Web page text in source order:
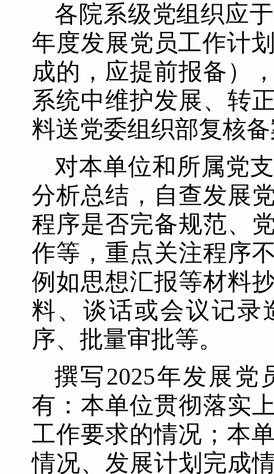
各院系级党组织应于
年度发展党员工作计
成的，应提前报备）
系统中维护发展、转
料送党委组织部复核
对本单位和所属党
分析总结，自查发展
程序是否完备规范、
作等，重点关注程序
例如思想汇报等材料
料、谈话或会议记录
序、批量审批等。
撰写2025年发展党
有：本单位贯彻落实
工作要求的情况；本
情况、发展计划完成